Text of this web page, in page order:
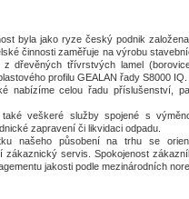
byla jako ryze český podnik
činnosti zaměřuje na výrobu
dřevěných třívrstvých lamel
profilu GEALAN řady S8000 IQ.
nabízíme celou řadu příslušenství,
také veškeré služby spojené s
zapravení či likvidaci odpadu.
našeho působení na trhu se
zákaznický servis. Spokojenost
jakosti podle mezinárodních